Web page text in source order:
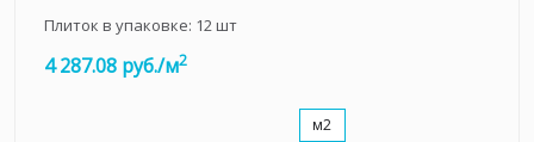
Плиток в упаковке: 12шт
4 287.08 руб./м2
м2